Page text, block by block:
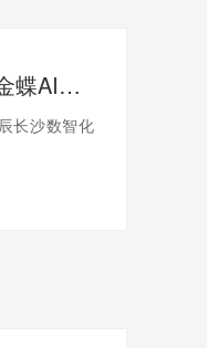
AI赋能企业合规转型｜金蝶AI星辰长沙数智化沙龙圆满落幕！
长沙数智化